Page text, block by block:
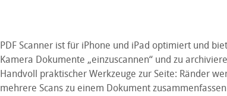
PDF Scanner ist für iPhone und iPad optimiert und
Kamera Dokumente „einzuscannen“ und zu
Handvoll praktischer Werkzeuge zur Seite: Ränder
mehrere Scans zu einem Dokument